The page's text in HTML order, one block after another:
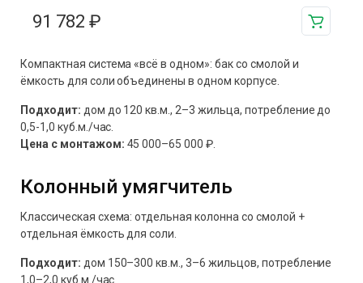
91 782 ₽
Компактная система «всё в одном»: бак со смолой и
ёмкость для соли объединены в одном корпусе.
Подходит: дом до 120 кв.м., 2–3 жильца, потребление до
0,5-1,0 куб.м./час.
Цена с монтажом: 45 000–65 000 ₽.
Колонный умягчитель
Классическая схема: отдельная колонна со смолой +
отдельная ёмкость для соли.
Подходит: дом 150–300 кв.м., 3–6 жильцов, потребление
1,0–2,0 куб.м./час.